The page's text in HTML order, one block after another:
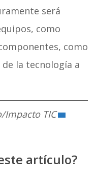
será
como
como
la tecnología a
Impacto TIC
artículo?